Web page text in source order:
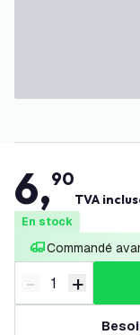
6,90
TVA
En stock
Commandé
Diminuer la
- +